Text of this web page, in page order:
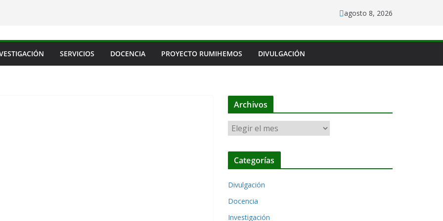
agosto 8, 2026
SERVICIOS DOCENCIA PROYECTO RUMIHEMOS DIVULGACIÓN
Archivos
r
c
v
o
s
Categorías
Divulgación
Docencia
Investigación